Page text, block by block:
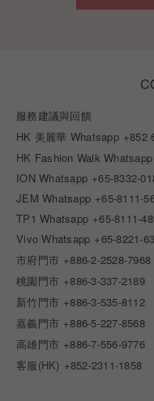
服務建議與回饋
HK 美麗華 Whatsapp +852
HK Fashion Walk Whatsapp
ION Whatsapp +65-8332-
JEM Whatsapp +65-8111-
TP1 Whatsapp +65-8111-
Vivo Whatsapp +65-8221-
市府門市 +886-2-2528-7968
桃園門市 +886-3-337-2189
新竹門市 +886-3-535-8112
嘉義門市 +886-5-227-8568
高雄門市 +886-7-556-9776
客服(HK) +852-2311-1858